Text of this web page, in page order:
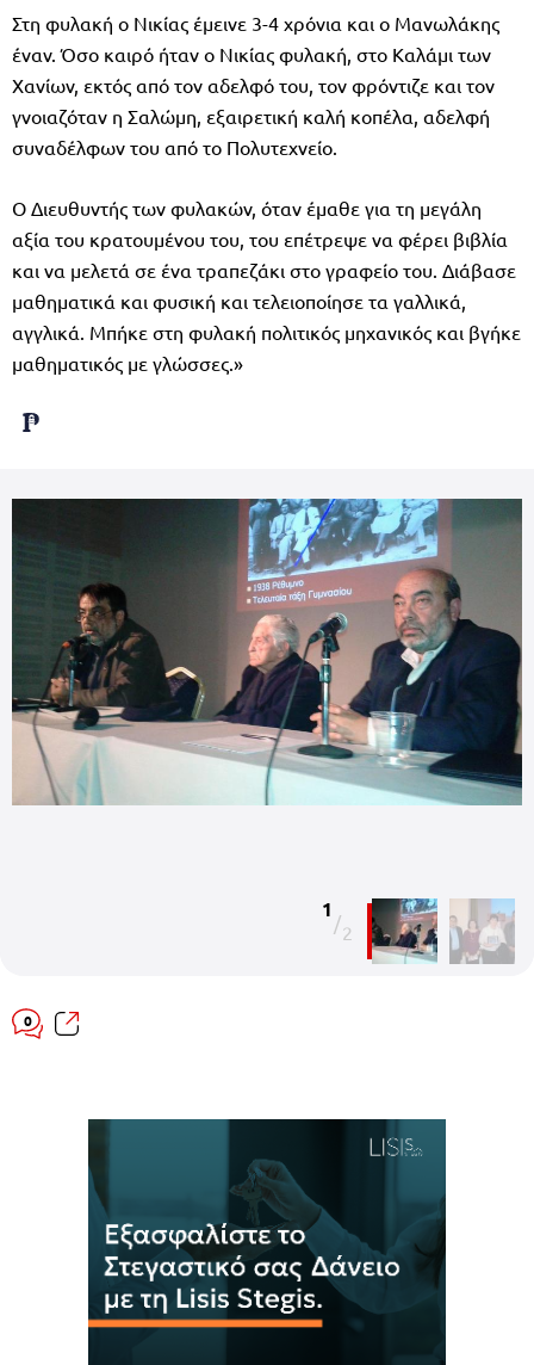
Στη φυλακή ο Νικίας έμεινε 3-4 χρόνια και ο Μανωλάκης
έναν. Όσο καιρό ήταν ο Νικίας φυλακή, στο Καλάμι των
Χανίων, εκτός από τον αδελφό του, τον φρόντιζε και τον
γνοιαζόταν η Σαλώμη, εξαιρετική καλή κοπέλα, αδελφή
συναδέλφων του από το Πολυτεχνείο.
Ο Διευθυντής των φυλακών, όταν έμαθε για τη μεγάλη
αξία του κρατουμένου του, του επέτρεψε να φέρει βιβλία
και να μελετά σε ένα τραπεζάκι στο γραφείο του. Διάβασε
μαθηματικά και φυσική και τελειοποίησε τα γαλλικά,
αγγλικά. Μπήκε στη φυλακή πολιτικός μηχανικός και βγήκε
μαθηματικός με γλώσσες.»
1
/2
0